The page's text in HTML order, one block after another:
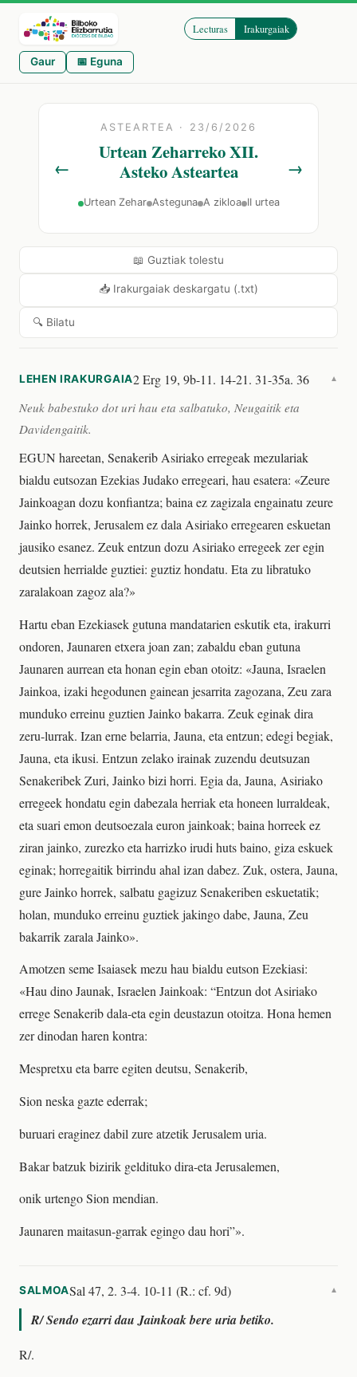
Lecturas Irakurgaiak
Gaur 📅 Eguna
← →
ASTEARTEA · 23/6/2026
Urtean Zeharreko XII.
Asteko Asteartea
Urtean Zehar Asteguna A zikloa II urtea
📖 Guztiak tolestu
📥 Irakurgaiak deskargatu (.txt)
🔍 Bilatu
LEHEN IRAKURGAIA2 Erg 19, 9b-11. 14-21. 31-35a. 36 ▼
Neuk babestuko dot uri hau eta salbatuko, Neugaitik eta
Davidengaitik.
EGUN hareetan, Senakerib Asiriako erregeak mezulariak
bialdu eutsozan Ezekias Judako erregeari, hau esatera: «Zeure
Jainkoagan dozu konfiantza; baina ez zagizala engainatu zeure
Jainko horrek, Jerusalem ez dala Asiriako erregearen eskuetan
jausiko esanez. Zeuk entzun dozu Asiriako erregeek zer egin
deutsien herrialde guztiei: guztiz hondatu. Eta zu libratuko
zaralakoan zagoz ala?»
Hartu eban Ezekiasek gutuna mandatarien eskutik eta, irakurri
ondoren, Jaunaren etxera joan zan; zabaldu eban gutuna
Jaunaren aurrean eta honan egin eban otoitz: «Jauna, Israelen
Jainkoa, izaki hegodunen gainean jesarrita zagozana, Zeu zara
munduko erreinu guztien Jainko bakarra. Zeuk eginak dira
zeru-lurrak. Izan erne belarria, Jauna, eta entzun; edegi begiak,
Jauna, eta ikusi. Entzun zelako irainak zuzendu deutsuzan
Senakeribek Zuri, Jainko bizi horri. Egia da, Jauna, Asiriako
erregeek hondatu egin dabezala herriak eta honeen lurraldeak,
eta suari emon deutsoezala euron jainkoak; baina horreek ez
ziran jainko, zurezko eta harrizko irudi huts baino, giza eskuek
eginak; horregaitik birrindu ahal izan dabez. Zuk, ostera, Jauna,
gure Jainko horrek, salbatu gagizuz Senakeriben eskuetatik;
holan, munduko erreinu guztiek jakingo dabe, Jauna, Zeu
bakarrik zarala Jainko».
Amotzen seme Isaiasek mezu hau bialdu eutson Ezekiasi:
«Hau dino Jaunak, Israelen Jainkoak: “Entzun dot Asiriako
errege Senakerib dala-eta egin deustazun otoitza. Hona hemen
zer dinodan haren kontra:
Mespretxu eta barre egiten deutsu, Senakerib,
Sion neska gazte ederrak;
buruari eraginez dabil zure atzetik Jerusalem uria.
Bakar batzuk bizirik geldituko dira-eta Jerusalemen,
onik urtengo Sion mendian.
Jaunaren maitasun-garrak egingo dau hori”».
SALMOASal 47, 2. 3-4. 10-11 (R.: cf. 9d) ▼
R/Sendo ezarri dau Jainkoak bere uria betiko.
R/.